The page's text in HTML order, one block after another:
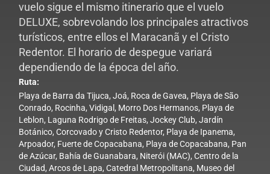
vuelo sigue el mismo itinerario que el vuelo
DELUXE, sobrevolando los principales atractivos
turísticos, entre ellos el Maracanã y el Cristo
Redentor. El horario de despegue variará
dependiendo de la época del año.
Ruta:
Playa de Barra da Tijuca, Joá, Roca de Gavea, Playa de São
Conrado, Rocinha, Vidigal, Morro Dos Hermanos, Playa de
Leblon, Laguna Rodrigo de Freitas, Jockey Club, Jardín
Botánico, Corcovado y Cristo Redentor, Playa de Ipanema,
Arpoador, Fuerte de Copacabana, Playa de Copacabana, Pan
de Azúcar, Bahía de Guanabara, Niterói (MAC), Centro de la
Ciudad, Arcos de Lapa, Catedral Metropolitana, Museo del